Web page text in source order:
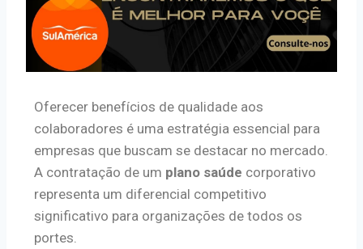
Oferecer benefícios de qualidade aos
colaboradores é uma estratégia essencial para
empresas que buscam se destacar no mercado.
A contratação de um plano saúde corporativo
representa um diferencial competitivo
significativo para organizações de todos os
portes.